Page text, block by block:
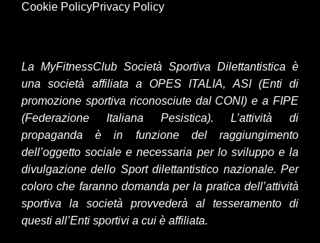
Cookie PolicyPrivacy Policy
La MyFitnessClub Società Sportiva Dilettantistica è
una società affiliata a OPES ITALIA, ASI (Enti di
promozione sportiva riconosciute dal CONI) e a FIPE
(Federazione Italiana Pesistica). L’attività di
propaganda è in funzione del raggiungimento
dell’oggetto sociale e necessaria per lo sviluppo e la
divulgazione dello Sport dilettantistico nazionale. Per
coloro che faranno domanda per la pratica dell’attività
sportiva la società provvederà al tesseramento di
questi all’Enti sportivi a cui è affiliata.